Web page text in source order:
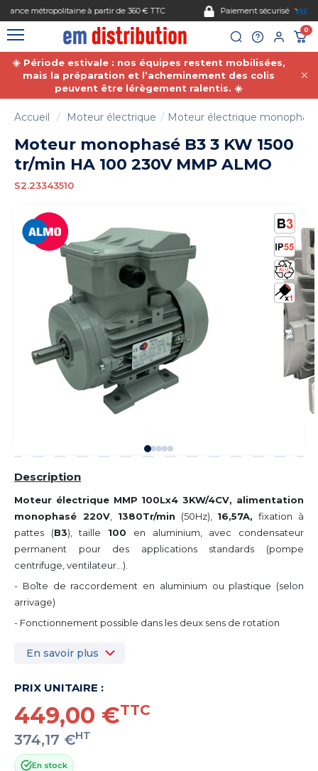
Paiement sécurisé
0
☀️ Période estivale : nos équipes restent mobilisées,
mais la préparation et l’acheminement des colis
peuvent être lérègement ralentis. ☀️
Accueil Moteur électrique Moteur électrique
Moteur monophasé B3 3 KW 1500
tr/min HA 100 230V MMP ALMO
S2.23343510
Description
Moteur électrique MMP 100Lx4 3KW/4CV, alimentation
monophasé 220V, 1380Tr/min (50Hz), 16,57A, fixation à
pattes (B3), taille 100 en aluminium, avec condensateur
permanent pour des applications standards (pompe
centrifuge, ventilateur...).
- Boîte de raccordement en aluminium ou plastique (selon
arrivage)
- Fonctionnement possible dans les deux sens de rotation
En savoir plus
PRIX UNITAIRE :
449,00 €TTC
374,17 €HT
En stock
Gestion des cookies